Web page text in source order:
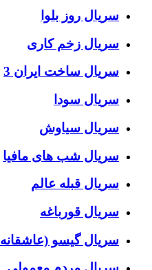
سریال روز بلوا
سریال زخم کاری
سریال ساخت ایران 3
سریال سودا
سریال سیاوش
سریال شب های مافیا
سریال قبله عالم
سریال قورباغه
سریال گیسو (عاشقانه 2)